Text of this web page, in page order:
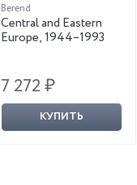
Berend
Central and Eastern
Europe, 1944–1993
7 272 ₽
КУПИТЬ